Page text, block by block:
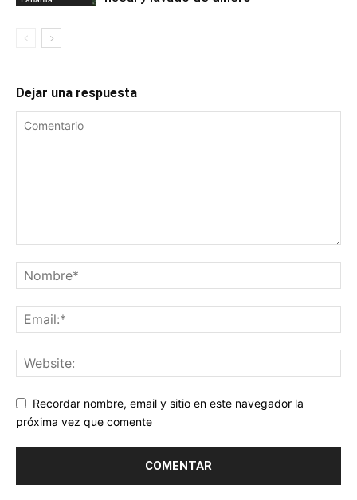
Dejar una respuesta
Recordar nombre, email y sitio en este navegador la
próxima vez que comente